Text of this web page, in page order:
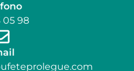
05 98